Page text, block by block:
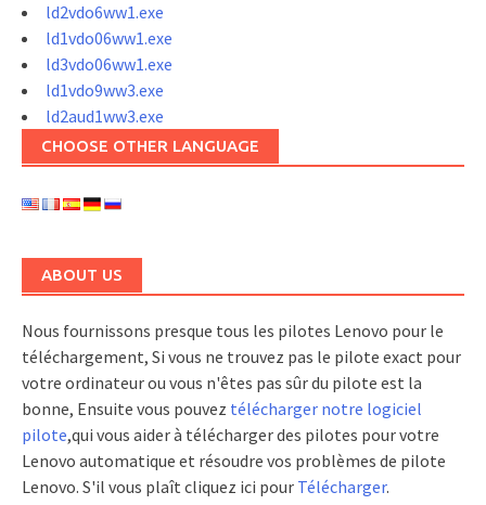
ld2vdo6ww1.exe
ld1vdo06ww1.exe
ld3vdo06ww1.exe
ld1vdo9ww3.exe
ld2aud1ww3.exe
CHOOSE OTHER LANGUAGE
ABOUT US
Nous fournissons presque tous les pilotes Lenovo pour le
téléchargement, Si vous ne trouvez pas le pilote exact pour
votre ordinateur ou vous n'êtes pas sûr du pilote est la
bonne, Ensuite vous pouvez télécharger notre logiciel
pilote,qui vous aider à télécharger des pilotes pour votre
Lenovo automatique et résoudre vos problèmes de pilote
Lenovo. S'il vous plaît cliquez ici pour Télécharger.